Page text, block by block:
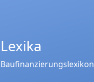
Lexika
Baufinanzierungslexikon